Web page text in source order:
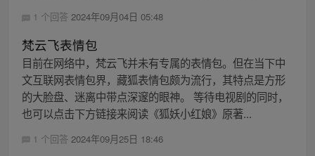
1 个回答 2024年09月04日 05:48
梵云飞表情包
目前在网络中，梵云飞并未有专属的表情包。但在当下中
文互联网表情包界，藏狐表情包颇为流行，其特点是方形
的大脸盘、迷离中带点深邃的眼神。 等待电视剧的同时，
也可以点击下方链接来阅读《狐妖小红娘》原著...
1 个回答 2024年09月25日 18:46